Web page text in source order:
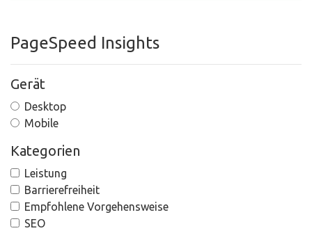
PageSpeed Insights
Gerät
Desktop
Mobile
Kategorien
Leistung
Barrierefreiheit
Empfohlene Vorgehensweise
SEO